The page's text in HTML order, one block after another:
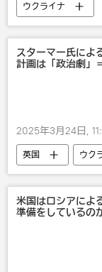
ウクライナ
スターマー氏によ
計画は「政治劇」
2025年3月24日,
英国 ウク
国際
米国はロシアによ
準備をしている